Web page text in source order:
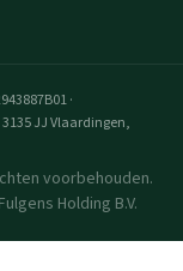
·
JJ Vlaardingen,
voorbehouden.
Holding B.V.